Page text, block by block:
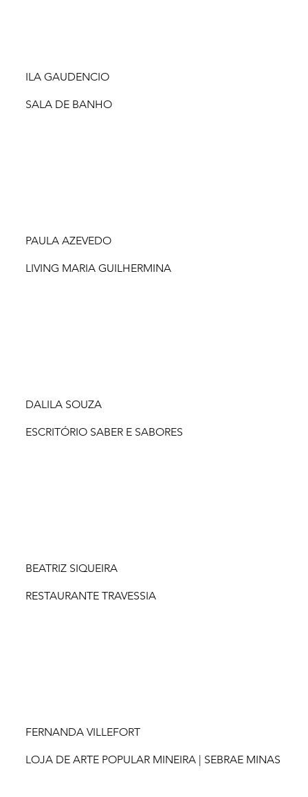
ILA GAUDENCIO
SALA DE BANHO
PAULA AZEVEDO
LIVING MARIA GUILHERMINA
DALILA SOUZA
ESCRITÓRIO SABER E SABORES
BEATRIZ SIQUEIRA
RESTAURANTE TRAVESSIA
FERNANDA VILLEFORT
LOJA DE ARTE POPULAR MINEIRA | SEBRAE MINAS